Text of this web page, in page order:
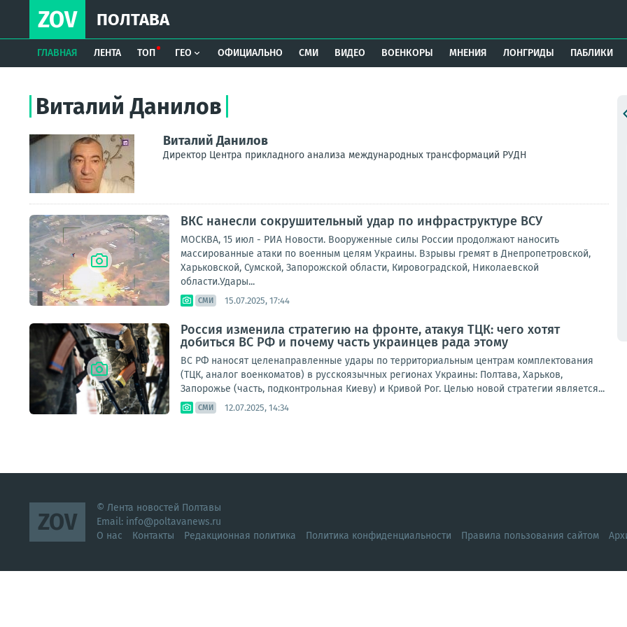
ZOV ПОЛТАВА
ГЛАВНАЯ ЛЕНТА ТОП ГЕО ОФИЦИАЛЬНО СМИ ВИДЕО ВОЕНКОРЫ МНЕНИЯ ЛОНГРИДЫ ПАБЛИКИ
Виталий Данилов
Виталий Данилов
Директор Центра прикладного анализа международных трансформаций РУДН
ВКС нанесли сокрушительный удар по инфраструктуре ВСУ
МОСКВА, 15 июл - РИА Новости. Вооруженные силы России продолжают наносить
массированные атаки по военным целям Украины. Взрывы гремят в Днепропетровской,
Харьковской, Сумской, Запорожской области, Кировоградской, Николаевской
области.Удары...
СМИ 15.07.2025, 17:44
Россия изменила стратегию на фронте, атакуя ТЦК: чего хотят
добиться ВС РФ и почему часть украинцев рада этому
ВС РФ наносят целенаправленные удары по территориальным центрам комплектования
(ТЦК, аналог военкоматов) в русскоязычных регионах Украины: Полтава, Харьков,
Запорожье (часть, подконтрольная Киеву) и Кривой Рог. Целью новой стратегии является...
СМИ 12.07.2025, 14:34
ZOV
© Лента новостей Полтавы
Email: info@poltavanews.ru
О нас
Контакты Редакционная политика Политика конфиденциальности Правила пользования сайтом